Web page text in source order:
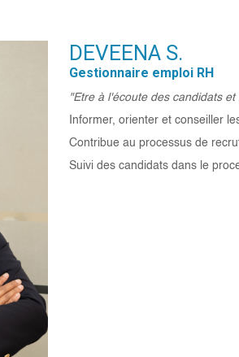
DEVEENA S.
Gestionnaire emploi RH
"Etre à l'écoute des candidats
Informer, orienter et conseiller
Contribue au processus de
Suivi des candidats dans le